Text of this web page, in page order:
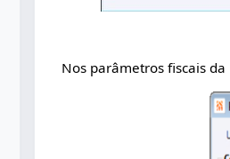
Nos parâmetros fiscais da